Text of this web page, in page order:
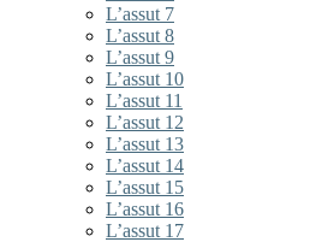
L’assut 7
L’assut 8
L’assut 9
L’assut 10
L’assut 11
L’assut 12
L’assut 13
L’assut 14
L’assut 15
L’assut 16
L’assut 17